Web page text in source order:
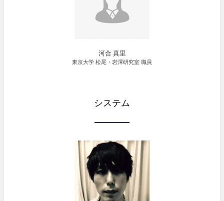
河合 真里
東京大学 松尾・岩澤研究室 職員
システム